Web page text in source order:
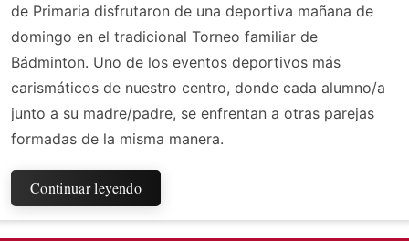
de Primaria disfrutaron de una deportiva mañana de
domingo en el tradicional Torneo familiar de
Bádminton. Uno de los eventos deportivos más
carismáticos de nuestro centro, donde cada alumno/a
junto a su madre/padre, se enfrentan a otras parejas
formadas de la misma manera.
Continuar leyendo